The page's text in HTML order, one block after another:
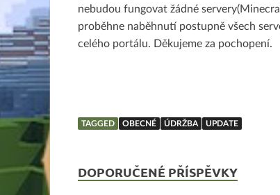
nebudou fungovat žádné
proběhne naběhnutí postupně všech
celého portálu. Děkujeme za pochopení.
TAGGED OBECNÉ ÚDRŽBA UPDATE
DOPORUČENÉ PŘÍSPĚVKY